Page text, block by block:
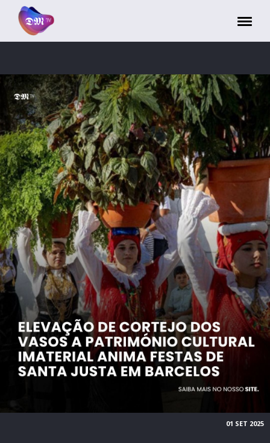
01 SET 2025
Painel de Gerenciamento de Cookies